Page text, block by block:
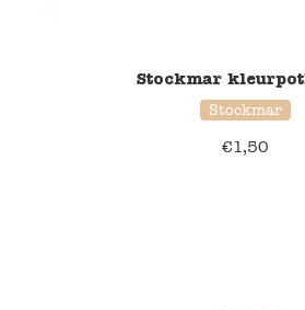
Stockmar
Stockmar
€1,50